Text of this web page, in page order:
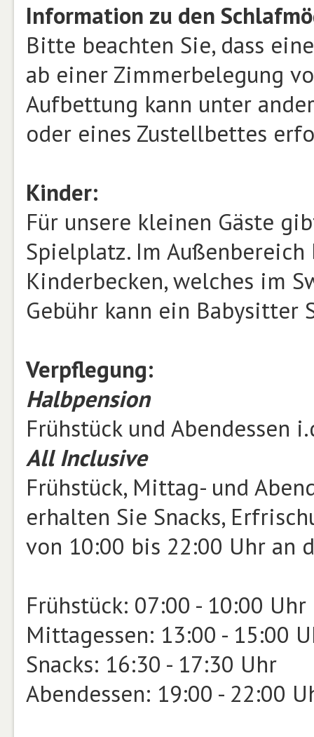
Information zu den
Bitte beachten Sie, dass
ab einer Zimmerbelegung
Aufbettung kann unter
oder eines Zustellbettes
Kinder:
Für unsere kleinen Gäste
Spielplatz. Im
Kinderbecken, welches im
Gebühr kann ein Babysitter
Verpflegung:
Halbpension
Frühstück und Abendessen
All Inclusive
Frühstück, Mittag- und
erhalten Sie Snacks,
von 10:00 bis 22:00 Uhr an
Frühstück: 07:00 - 10:00 Uhr
Mittagessen: 13:00 - 15:00
Snacks: 16:30 - 17:30 Uhr
Abendessen: 19:00 - 22:00